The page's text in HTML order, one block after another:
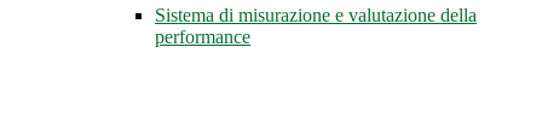
Sistema di misurazione e valutazione della
performance